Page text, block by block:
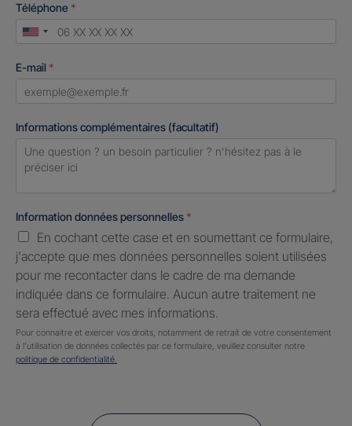
Téléphone *
United
+1
E-mail *
Informations complémentaires (facultatif)
Information données personnelles *
En cochant cette case et en soumettant ce formulaire,
j'accepte que mes données personnelles soient utilisées
pour me recontacter dans le cadre de ma demande
indiquée dans ce formulaire. Aucun autre traitement ne
sera effectué avec mes informations.
Pour connaitre et exercer vos droits, notamment de retrait de votre consentement
à l'utilisation de données collectés par ce formulaire, veuillez consulter notre
politique de confidentialité.